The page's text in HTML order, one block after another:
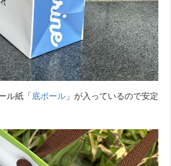
ル紙「 底ボール 」が入っているので安定